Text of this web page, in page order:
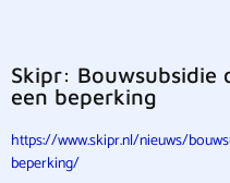
Skipr: Bouwsubsidie
een beperking
https://www.skipr.nl/nieuws/
beperking/